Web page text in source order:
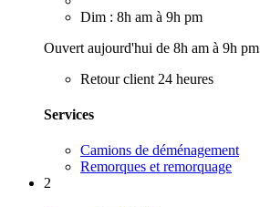
Dim : 8h am à 9h pm
Ouvert aujourd'hui de 8h am à 9h pm
Retour client 24 heures
Services
Camions de déménagement
Remorques et remorquage
2